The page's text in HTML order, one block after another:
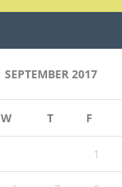
SEPTEMBER 2017
W T F
1